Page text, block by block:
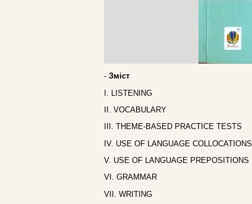
- Зміст
I. LISTENING
II. VOCABULARY
III. THEME-BASED PRACTICE TESTS
IV. USE OF LANGUAGE COLLOCATIONS
V. USE OF LANGUAGE PREPOSITIONS
VI. GRAMMAR
VII. WRITING